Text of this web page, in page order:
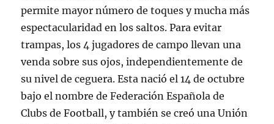
permite mayor número de toques y mucha más
espectacularidad en los saltos. Para evitar
trampas, los 4 jugadores de campo llevan una
venda sobre sus ojos, independientemente de
su nivel de ceguera. Esta nació el 14 de octubre
bajo el nombre de Federación Española de
Clubs de Football, y también se creó una Unión